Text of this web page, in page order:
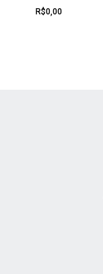
R$0,00